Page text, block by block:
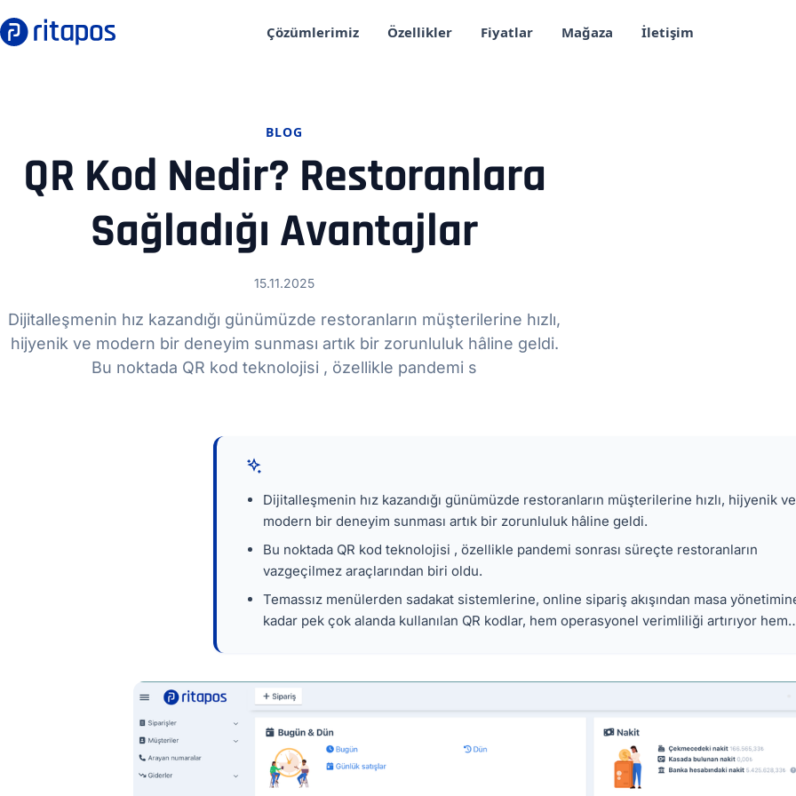
Çözümlerimiz Özellikler Fiyatlar Mağaza İletişim
BLOG
QR Kod Nedir? Restoranlara
Sağladığı Avantajlar
15.11.2025
Dijitalleşmenin hız kazandığı günümüzde restoranların müşterilerine hızlı,
hijyenik ve modern bir deneyim sunması artık bir zorunluluk hâline geldi.
Bu noktada QR kod teknolojisi , özellikle pandemi s
Dijitalleşmenin hız kazandığı günümüzde restoranların müşterilerine hızlı, hijyenik ve
modern bir deneyim sunması artık bir zorunluluk hâline geldi.
Bu noktada QR kod teknolojisi , özellikle pandemi sonrası süreçte restoranların
vazgeçilmez araçlarından biri oldu.
Temassız menülerden sadakat sistemlerine, online sipariş akışından masa
kadar pek çok alanda kullanılan QR kodlar, hem operasyonel verimliliği artırıyor